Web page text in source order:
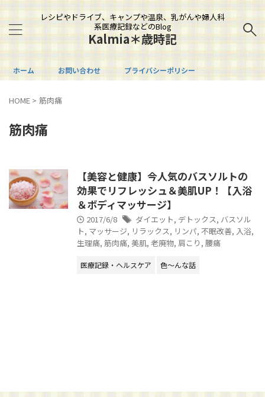
レシピやドライブ、キャンプや温泉、乳がんや婦人科
系医療記録などのBlog
Kalmia＊歳時記
ホーム お問い合わせ プライバシーポリシー
HOME > 筋肉痛
筋肉痛
【美容と健康】今人気のバスソルトの
効果でリフレッシュ＆美肌UP！【入浴
＆ボディマッサージ】
2017/6/8 ダイエット, デトックス, バスソル
ト, マッサージ, リラックス, リンパ, 不眠改善, 入浴,
生理痛, 筋肉痛, 美肌, 老廃物, 肩こり , 腰痛
医療記録・ヘルスケア 色～んな話